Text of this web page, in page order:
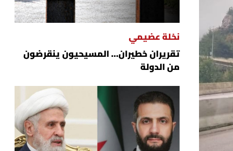
نخلة عضيمي
تقريران خطيران… المسيحيون ينقرضون
من الدولة